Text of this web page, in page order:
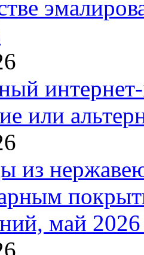
или
из
май 2026